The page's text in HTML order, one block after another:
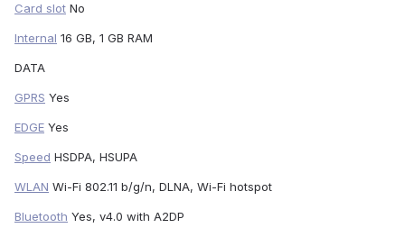
Card slot No
Internal 16 GB, 1 GB RAM
DATA
GPRS Yes
EDGE Yes
Speed HSDPA, HSUPA
WLAN Wi-Fi 802.11 b/g/n, DLNA, Wi-Fi hotspot
Bluetooth Yes, v4.0 with A2DP